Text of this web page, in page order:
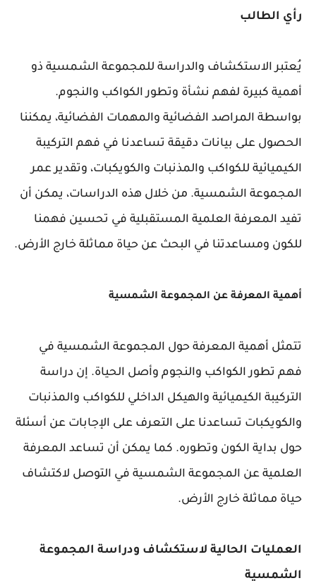
رأي الطالب
يُعتبر الاستكشاف والدراسة للمجموعة الشمسية ذو
أهمية كبيرة لفهم نشأة وتطور الكواكب والنجوم.
بواسطة المراصد الفضائية والمهمات الفضائية، يمكننا
الحصول على بيانات دقيقة تساعدنا في فهم التركيبة
الكيميائية للكواكب والمذنبات والكويكبات، وتقدير عمر
المجموعة الشمسية. من خلال هذه الدراسات، يمكن أن
تفيد المعرفة العلمية المستقبلية في تحسين فهمنا
للكون ومساعدتنا في البحث عن حياة مماثلة خارج الأرض.
أهمية المعرفة عن المجموعة الشمسية
تتمثل أهمية المعرفة حول المجموعة الشمسية في
فهم تطور الكواكب والنجوم وأصل الحياة. إن دراسة
التركيبة الكيميائية والهيكل الداخلي للكواكب والمذنبات
والكويكبات تساعدنا على التعرف على الإجابات عن أسئلة
حول بداية الكون وتطوره. كما يمكن أن تساعد المعرفة
العلمية عن المجموعة الشمسية في التوصل لاكتشاف
حياة مماثلة خارج الأرض.
العمليات الحالية لاستكشاف ودراسة المجموعة
الشمسية